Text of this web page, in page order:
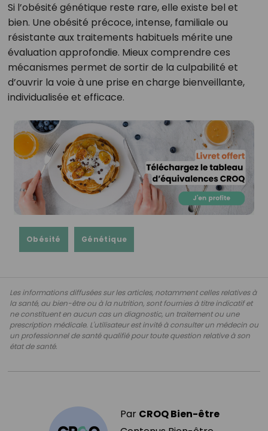
Si l’obésité génétique reste rare, elle existe bel et
bien. Une obésité précoce, intense, familiale ou
résistante aux traitements habituels mérite une
évaluation approfondie. Mieux comprendre ces
mécanismes permet de sortir de la culpabilité et
d’ouvrir la voie à une prise en charge bienveillante,
individualisée et efficace.
Obésité Génétique
Les informations diffusées sur les articles, notamment celles relatives à
la santé, au bien-être ou à la nutrition, sont fournies à titre indicatif et
ne constituent en aucun cas un diagnostic, un traitement ou une
prescription médicale. L'utilisateur est invité à consulter un médecin ou
un professionnel de santé qualifié pour toute question relative à son
état de santé.
Par CROQ Bien-être